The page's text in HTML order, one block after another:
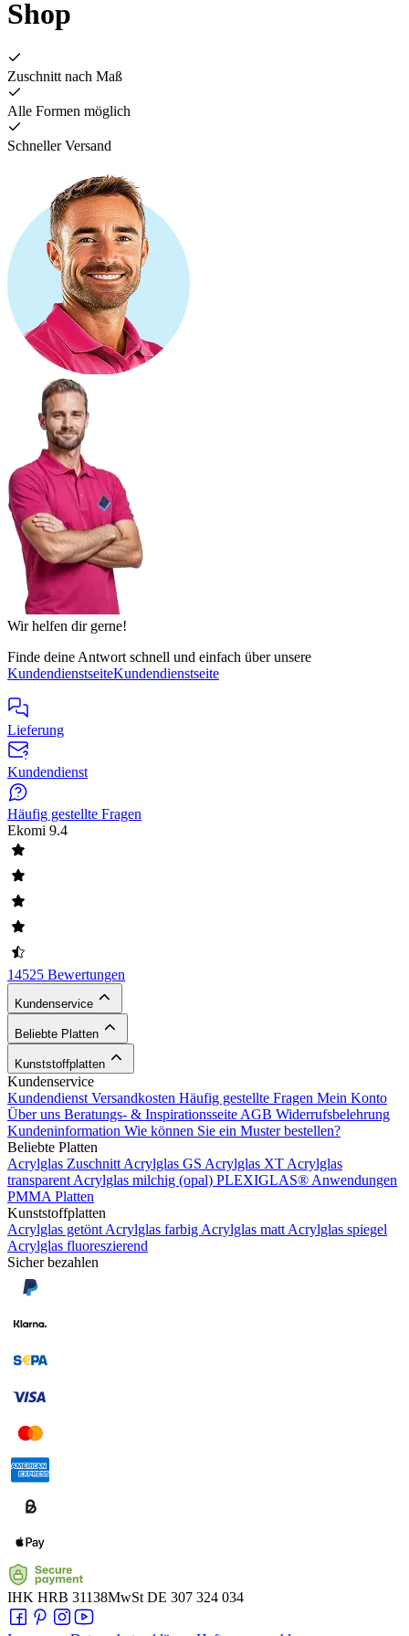
Shop
Zuschnitt nach Maß
Alle Formen möglich
Schneller Versand
Wir helfen dir gerne!
Finde deine Antwort schnell und einfach über unsere
KundendienstseiteKundendienstseite
Lieferung
Kundendienst
Häufig gestellte Fragen
Ekomi 9.4
14525 Bewertungen
Kundenservice
Beliebte Platten
Kunststoffplatten
Kundenservice
Kundendienst Versandkosten Häufig gestellte Fragen Mein Konto
Über uns Beratungs- & Inspirationsseite AGB Widerrufsbelehrung
Kundeninformation Wie können Sie ein Muster bestellen?
Beliebte Platten
Acrylglas Zuschnitt Acrylglas GS Acrylglas XT Acrylglas
transparent Acrylglas milchig (opal) PLEXIGLAS® Anwendungen
PMMA Platten
Kunststoffplatten
Acrylglas getönt Acrylglas farbig Acrylglas matt Acrylglas spiegel
Acrylglas fluoreszierend
Sicher bezahlen
IHK HRB 31138MwSt DE 307 324 034